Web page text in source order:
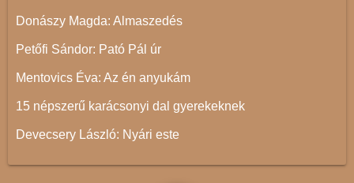
Donászy Magda: Almaszedés
Petőfi Sándor: Pató Pál úr
Mentovics Éva: Az én anyukám
15 népszerű karácsonyi dal gyerekeknek
Devecsery László: Nyári este